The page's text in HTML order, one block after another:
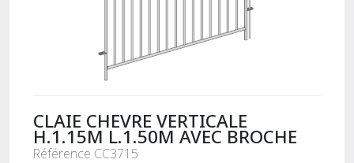
CLAIE CHEVRE VERTICALE
H.1.15M L.1.50M AVEC BROCHE
Référence CC3715